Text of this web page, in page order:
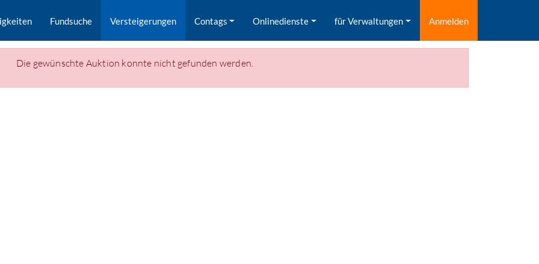
Fundsuche Versteigerungen Contags Onlinedienste für Verwaltungen Anmelden
Die gewünschte Auktion konnte nicht gefunden werden.